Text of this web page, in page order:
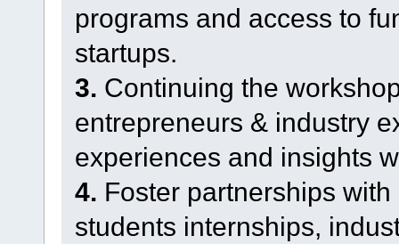
programs and access to
startups.
3. Continuing the
entrepreneurs & industry
experiences and insights
4. Foster partnerships
students internships,